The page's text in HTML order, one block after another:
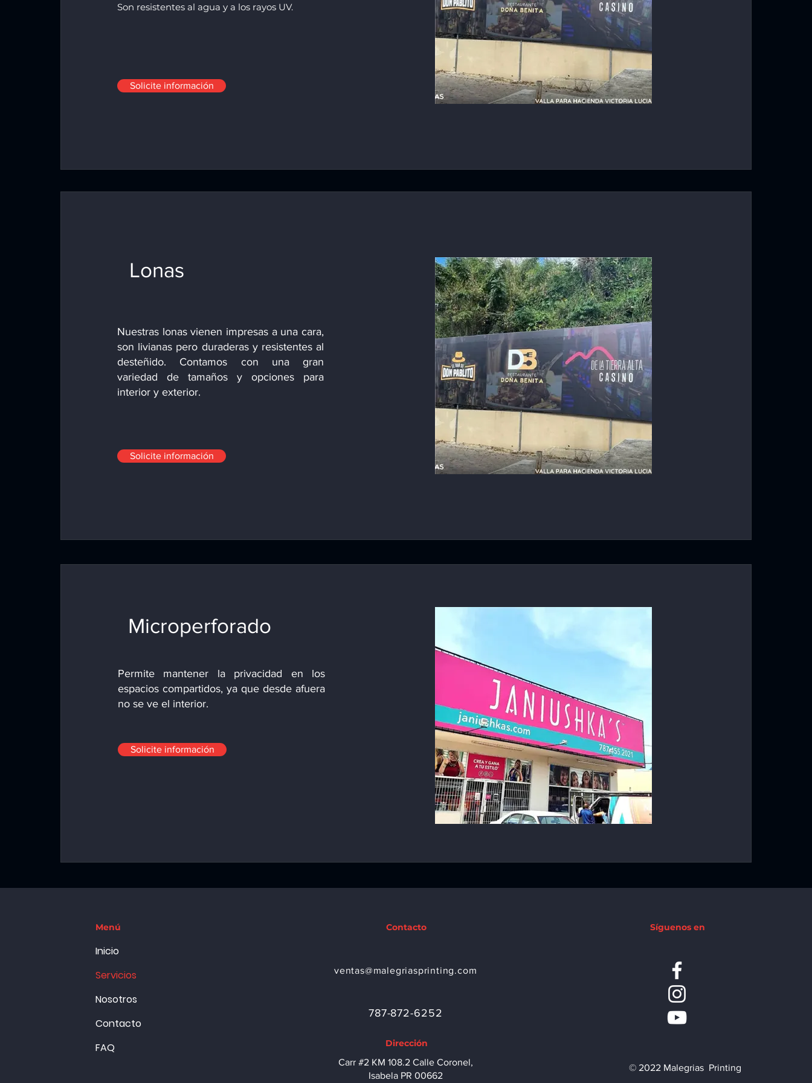
Son resistentes al agua y a los rayos UV.
Solicite información
Lonas
Nuestras lonas vienen impresas a una cara,
son livianas pero duraderas y resistentes al
desteñido. Contamos con una gran
variedad de tamaños y opciones para
interior y exterior.
Solicite información
Microperforado
Permite mantener la privacidad en los
espacios compartidos, ya que desde afuera
no se ve el interior.
Solicite información
Menú
Inicio
Servicios
Nosotros
Contacto
FAQ
Contacto
ventas@malegriasprinting.com
787-872-6252
Dirección
Carr #2 KM 108.2 Calle Coronel,
Isabela PR 00662
Síguenos en
© 2022 Malegrias Printing